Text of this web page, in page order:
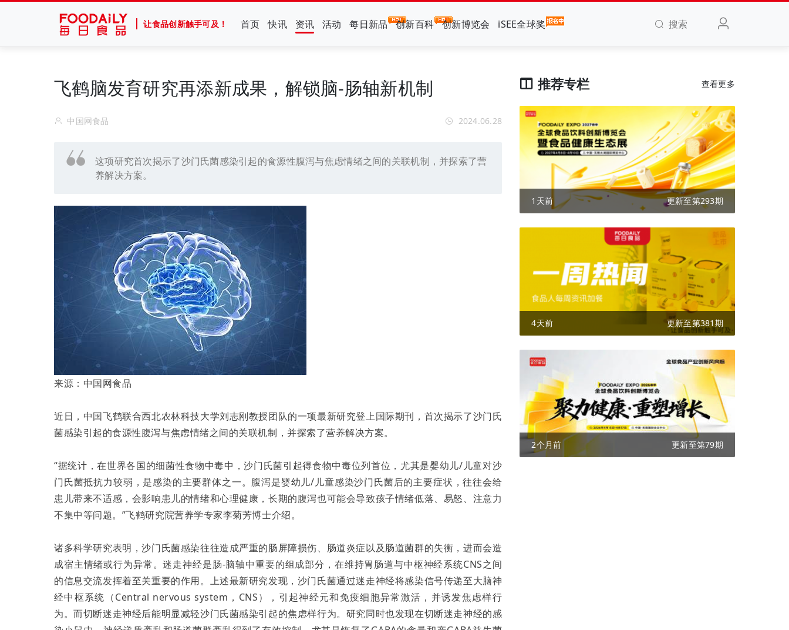
让食品创新触手可及！ 首页 快讯 资讯 活动 每日新品 创新百科 创新博览会 iSEE全球奖 搜索
飞鹤脑发育研究再添新成果，解锁脑-肠轴新机制
中国网食品 2024.06.28
这项研究首次揭示了沙门氏菌感染引起的食源性腹泻与焦虑情绪之间的关联机制，并探索了营
养解决方案。
来源：中国网食品
近日，中国飞鹤联合西北农林科技大学刘志刚教授团队的一项最新研究登上国际期刊，首次揭示了沙门氏
菌感染引起的食源性腹泻与焦虑情绪之间的关联机制，并探索了营养解决方案。
“据统计，在世界各国的细菌性食物中毒中，沙门氏菌引起得食物中毒位列首位，尤其是婴幼儿/儿童对沙
门氏菌抵抗力较弱，是感染的主要群体之一。腹泻是婴幼儿/儿童感染沙门氏菌后的主要症状，往往会给
患儿带来不适感，会影响患儿的情绪和心理健康，长期的腹泻也可能会导致孩子情绪低落、易怒、注意力
不集中等问题。”飞鹤研究院营养学专家李菊芳博士介绍。
诸多科学研究表明，沙门氏菌感染往往造成严重的肠屏障损伤、肠道炎症以及肠道菌群的失衡，进而会造
成宿主情绪或行为异常。迷走神经是肠-脑轴中重要的组成部分，在维持胃肠道与中枢神经系统CNS之间
的信息交流发挥着至关重要的作用。上述最新研究发现，沙门氏菌通过迷走神经将感染信号传递至大脑神
经中枢系统（Central nervous system，CNS），引起神经元和免疫细胞异常激活，并诱发焦虑样行
为。而切断迷走神经后能明显减轻沙门氏菌感染引起的焦虑样行为。研究同时也发现在切断迷走神经的感
推荐专栏 查看更多
1天前 更新至第293期
4天前 更新至第381期
2个月前 更新至第79期